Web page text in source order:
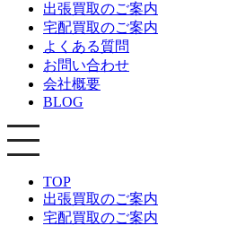
出張買取のご案内
宅配買取のご案内
よくある質問
お問い合わせ
会社概要
BLOG
TOP
出張買取のご案内
宅配買取のご案内